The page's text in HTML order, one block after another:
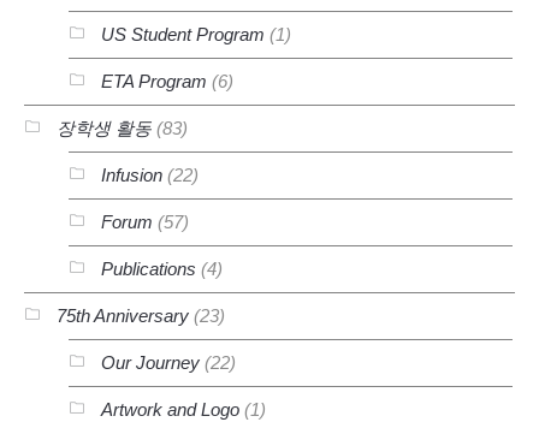
US Student Program (1)
ETA Program (6)
장학생 활동 (83)
Infusion (22)
Forum (57)
Publications (4)
75th Anniversary (23)
Our Journey (22)
Artwork and Logo (1)